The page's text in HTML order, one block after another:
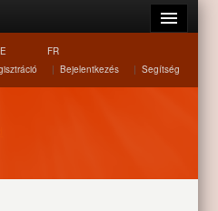
FR
| Bejelentkezés | Segítség